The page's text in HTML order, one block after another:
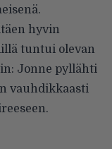
hyvin
tuntui olevan
Jonne pyllähti
vauhdikkaasti